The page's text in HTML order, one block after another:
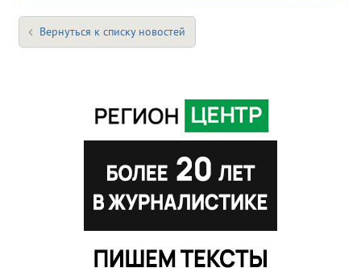
Вернуться к списку новостей